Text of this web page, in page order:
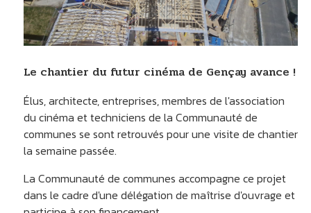
Le chantier du futur cinéma de Gençay avance !
Élus, architecte, entreprises, membres de l'association
du cinéma et techniciens de la Communauté de
communes se sont retrouvés pour une visite de chantier
la semaine passée.
La Communauté de communes accompagne ce projet
dans le cadre d'une délégation de maîtrise d'ouvrage et